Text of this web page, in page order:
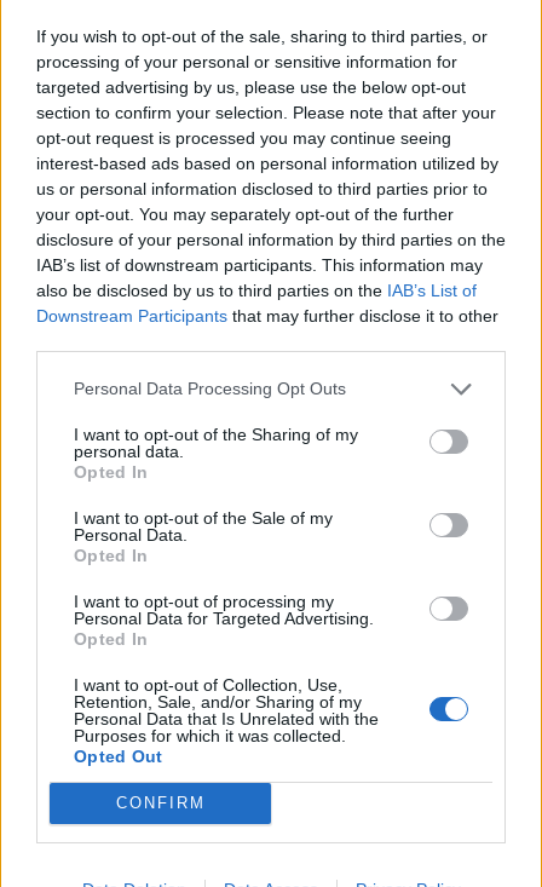
If you wish to opt-out of the sale, sharing to third parties, or
processing of your personal or sensitive information for
targeted advertising by us, please use the below opt-out
section to confirm your selection. Please note that after your
opt-out request is processed you may continue seeing
interest-based ads based on personal information utilized by
us or personal information disclosed to third parties prior to
your opt-out. You may separately opt-out of the further
disclosure of your personal information by third parties on the
IAB’s list of downstream participants. This information may
also be disclosed by us to third parties on the IAB’s List of
Downstream Participants that may further disclose it to other
Personal Data Processing Opt Outs
I want to opt-out of the Sharing of my
personal data.
Opted In
I want to opt-out of the Sale of my
Personal Data.
Opted In
I want to opt-out of processing my
Personal Data for Targeted Advertising.
Opted In
I want to opt-out of Collection, Use,
Retention, Sale, and/or Sharing of my
Personal Data that Is Unrelated with the
Purposes for which it was collected.
Opted Out
CONFIRM
Navigation
de
l’article
Précédent Suivant
Leasing social 2026 : Peugeot
électrique en rupture de stock
Auto Pour Vous 5 août 2026